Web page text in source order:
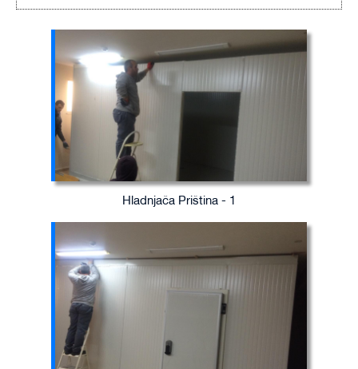
Hladnjača Priština - 1